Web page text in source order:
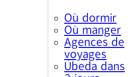
Où dormir
Où manger
Agences de
voyages
Úbeda dans